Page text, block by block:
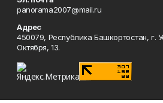
panorama2007@mail.ru
Адрес
450079, Республика Башкортостан, г.
Октября, 13.